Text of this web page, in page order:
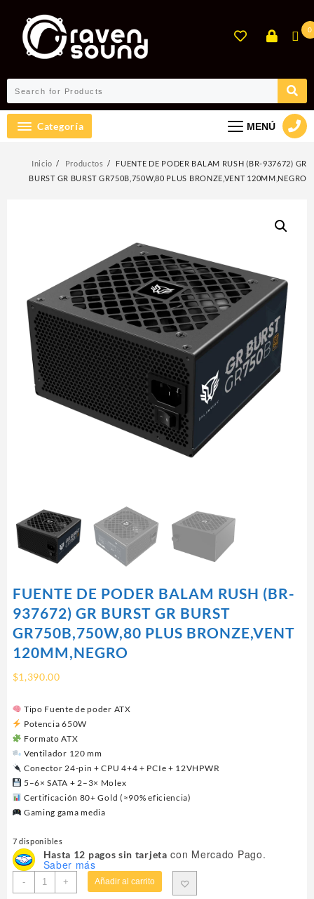
contenido
0
Categoría MENÚ
Inicio Productos
FUENTE DE PODER BALAM RUSH (BR-937672) GR
BURST GR BURST GR750B,750W,80 PLUS BRONZE,VENT 120MM,NEGRO
FUENTE DE PODER BALAM RUSH (BR-
937672) GR BURST GR BURST
GR750B,750W,80 PLUS BRONZE,VENT
120MM,NEGRO
$1,390.00
Tipo Fuente de poder ATX
Potencia 650W
Formato ATX
Ventilador 120 mm
Conector 24-pin + CPU 4+4 + PCIe + 12VHPWR
5–6× SATA + 2–3× Molex
Certificación 80+ Gold (≈90% eficiencia)
Gaming gama media
7 disponibles
Hasta 12 pagos sin tarjeta con Mercado Pago.
Saber más
-
FUENTE
DE
+ Añadir al carrito